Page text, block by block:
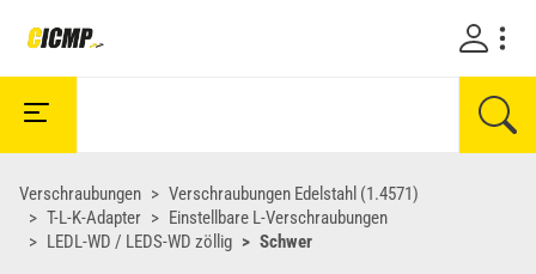
Verschraubungen
Verschraubungen Edelstahl (1.4571)
T-L-K-Adapter
Einstellbare L-Verschraubungen
LEDL-WD / LEDS-WD zöllig
Schwer